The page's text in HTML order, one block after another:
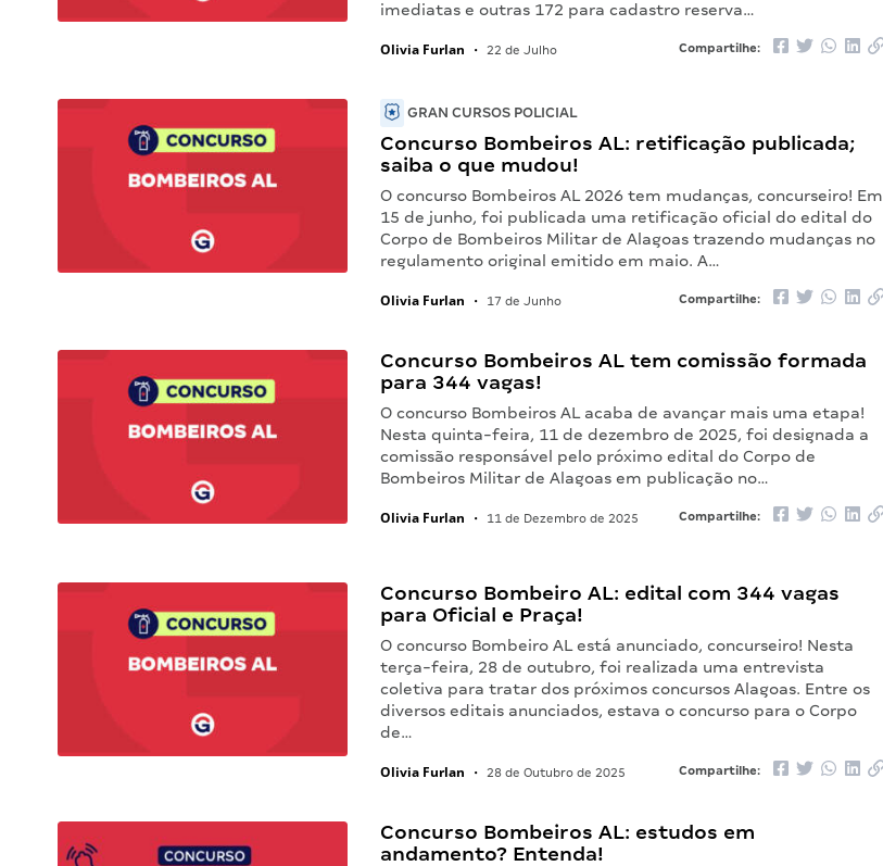
imediatas e outras 172 para cadastro reserva…
Olivia Furlan • 22 de Julho Compartilhe:
GRAN CURSOS POLICIAL
Concurso Bombeiros AL: retificação publicada;
saiba o que mudou!
O concurso Bombeiros AL 2026 tem mudanças, concurseiro! Em
15 de junho, foi publicada uma retificação oficial do edital do
Corpo de Bombeiros Militar de Alagoas trazendo mudanças no
regulamento original emitido em maio. A…
Olivia Furlan • 17 de Junho Compartilhe:
Concurso Bombeiros AL tem comissão formada
para 344 vagas!
O concurso Bombeiros AL acaba de avançar mais uma etapa!
Nesta quinta-feira, 11 de dezembro de 2025, foi designada a
comissão responsável pelo próximo edital do Corpo de
Bombeiros Militar de Alagoas em publicação no…
Olivia Furlan • 11 de Dezembro de 2025 Compartilhe:
Concurso Bombeiro AL: edital com 344 vagas
para Oficial e Praça!
O concurso Bombeiro AL está anunciado, concurseiro! Nesta
terça-feira, 28 de outubro, foi realizada uma entrevista
coletiva para tratar dos próximos concursos Alagoas. Entre os
diversos editais anunciados, estava o concurso para o Corpo
de…
Olivia Furlan • 28 de Outubro de 2025 Compartilhe:
Concurso Bombeiros AL: estudos em
andamento? Entenda!